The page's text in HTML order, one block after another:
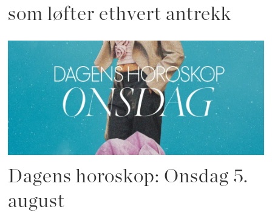
som løfter ethvert antrekk
Dagens horoskop: Onsdag 5.
august